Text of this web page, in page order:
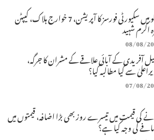
ہنگو میں سکیورٹی فورسز کا آپریشن، 7 خوارج ہلاک، کیپٹن
اکرم شہید
08/08/
آفریدی کے آبائی علاقے کے مشران کا جرگہ،
سے کیا مطالبہ کیا؟
07/08/
کی قیمت میں تیسرے روز بھی بڑا اضافہ، قیمتوں میں
کی وجہ کیا ہے؟